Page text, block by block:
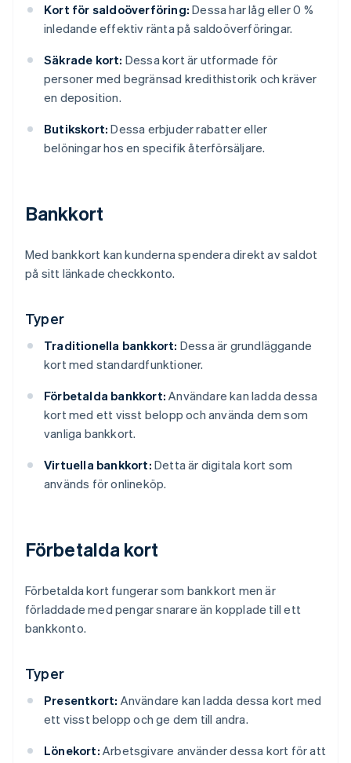
Kort för saldoöverföring: Dessa har låg eller 0 %
inledande effektiv ränta på saldoöverföringar.
Säkrade kort: Dessa kort är utformade för
personer med begränsad kredithistorik och kräver
en deposition.
Butikskort: Dessa erbjuder rabatter eller
belöningar hos en specifik återförsäljare.
Bankkort
Med bankkort kan kunderna spendera direkt av saldot
på sitt länkade checkkonto.
Typer
Traditionella bankkort: Dessa är grundläggande
kort med standardfunktioner.
Förbetalda bankkort: Användare kan ladda dessa
kort med ett visst belopp och använda dem som
vanliga bankkort.
Virtuella bankkort: Detta är digitala kort som
används för onlineköp.
Förbetalda kort
Förbetalda kort fungerar som bankkort men är
förladdade med pengar snarare än kopplade till ett
bankkonto.
Typer
Presentkort: Användare kan ladda dessa kort med
ett visst belopp och ge dem till andra.
Lönekort: Arbetsgivare använder dessa kort för att